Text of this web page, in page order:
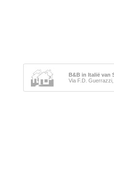
B&B in Italië van
Via F.D.